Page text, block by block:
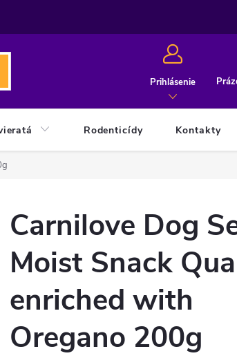
Prihlásenie
Rodenticídy Kontakty
Carnilove Dog
Moist Snack
enriched with
Oregano 200g